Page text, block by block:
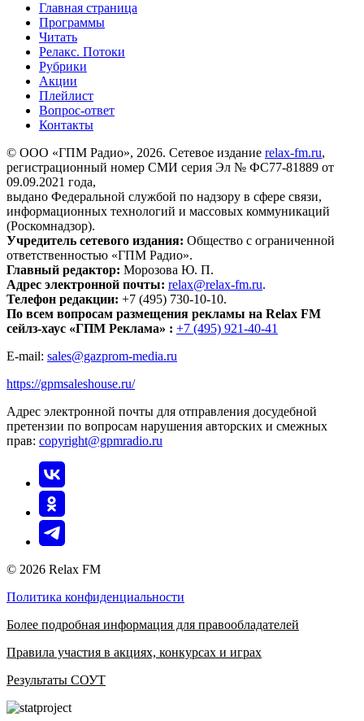
Главная страница
Программы
Читать
Релакс. Потоки
Рубрики
Акции
Плейлист
Вопрос-ответ
Контакты
© ООО «ГПМ Радио», 2026. Сетевое издание relax-fm.ru,
регистрационный номер СМИ серия Эл № ФС77-81889 от
09.09.2021 года,
выдано Федеральной службой по надзору в сфере связи,
информационных технологий и массовых коммуникаций
(Роскомнадзор).
Учредитель сетевого издания: Общество с ограниченной
ответственностью «ГПМ Радио».
Главный редактор: Морозова Ю. П.
Адрес электронной почты: relax@relax-fm.ru.
Телефон редакции: +7 (495) 730-10-10.
По всем вопросам размещения рекламы на Relax FM
сейлз-хаус «ГПМ Реклама» : +7 (495) 921-40-41
E-mail: sales@gazprom-media.ru
https://gpmsaleshouse.ru/
Адрес электронной почты для отправления досудебной
претензии по вопросам нарушения авторских и смежных
прав: copyright@gpmradio.ru
© 2026 Relax FM
Политика конфиденциальности
Более подробная информация для правообладателей
Правила участия в акциях, конкурсах и играх
Результаты СОУТ